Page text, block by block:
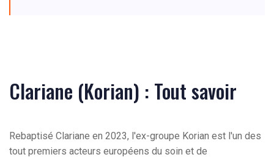
Clariane (Korian) : Tout savoir
Rebaptisé Clariane en 2023, l'ex-groupe Korian est l'un des
tout premiers acteurs européens du soin et de